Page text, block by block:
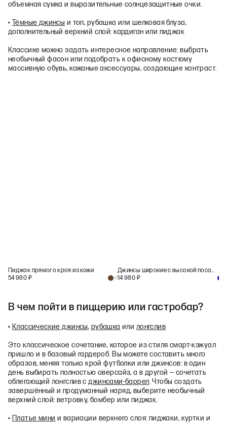
объемная сумка и выразительные солнцезащитные очки.
• Тёмные джинсы и топ, рубашка или шелковая блуза,
дополнительный верхний слой: кардиган или пиджак
Классике можно задать интересное направление: выбрать
необычный фасон или подобрать к офисному костюму
массивную обувь, кожаные аксессуары, создающие контраст.
Пиджак прямого кроя из кожи
54 980 ₽ +1
Джинсы широкие с высокой посадкой WL106
14 980 ₽
В чем пойти в пиццерию или гастробар?
• Классические джинсы, рубашка или лонгслив
Это классическое сочетание, которое из стиля смарт‑кэжуал
пришло и в базовый гардероб. Вы можете составить много
образов, меняя только крой футболки или джинсов: в один
день выбирать полностью оверсайз, а в другой — сочетать
облегающий лонгслив сджинсами‑баррел. Чтобы создать
завершённый и продуманный наряд, выберите необычный
верхний слой: ветровку, бомбер или пиджак.
• Платье мини и вариации верхнего слоя: пиджаки, куртки и